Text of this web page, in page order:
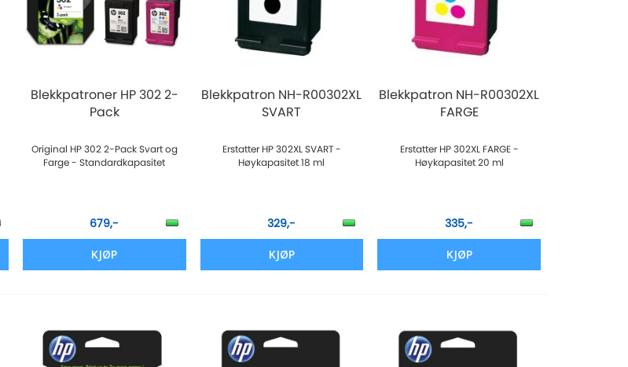
Blekkpatroner HP 302 2-
Pack
Original HP 302 2-Pack Svart og
Farge - Standardkapasitet
679,-
KJØP
Blekkpatron NH-R00302XL
SVART
Erstatter HP 302XL SVART -
Høykapasitet 18 ml
329,-
KJØP
Blekkpatron NH-R00302XL
FARGE
Erstatter HP 302XL FARGE -
Høykapasitet 20 ml
335,-
KJØP